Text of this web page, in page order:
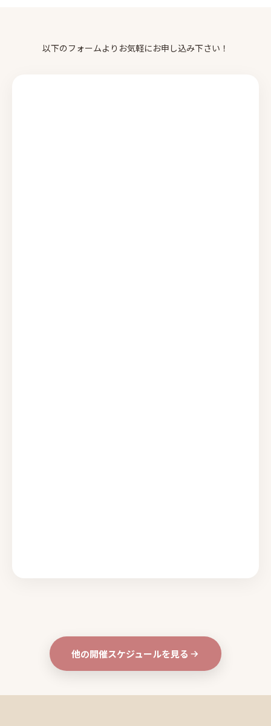
以下のフォームよりお気軽にお申し込み下さい！
他の開催スケジュールを見る